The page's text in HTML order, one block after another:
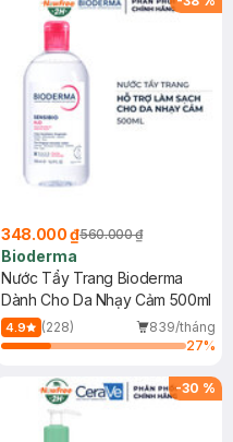
348.000 ₫560.000 ₫
Bioderma
Nước Tẩy Trang Bioderma
Dành Cho Da Nhạy Cảm 500ml
4.9 (228)
839/tháng
27%
-30 %